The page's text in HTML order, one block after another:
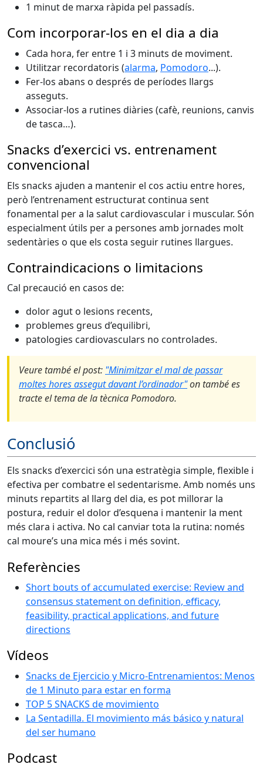
1 minut de marxa ràpida pel passadís.
Com incorporar-los en el dia a dia
Cada hora, fer entre 1 i 3 minuts de moviment.
Utilitzar recordatoris (alarma, Pomodoro...).
Fer-los abans o després de períodes llargs
asseguts.
Associar-los a rutines diàries (cafè, reunions, canvis
de tasca…).
Snacks d’exercici vs. entrenament
convencional
Els snacks ajuden a mantenir el cos actiu entre hores,
però l’entrenament estructurat continua sent
fonamental per a la salut cardiovascular i muscular. Són
especialment útils per a persones amb jornades molt
sedentàries o que els costa seguir rutines llargues.
Contraindicacions o limitacions
Cal precaució en casos de:
dolor agut o lesions recents,
problemes greus d’equilibri,
patologies cardiovasculars no controlades.
Veure també el post: "Minimitzar el mal de passar
moltes hores assegut davant l’ordinador"on també es
tracte el tema de la tècnica Pomodoro.
Conclusió
Els snacks d’exercici són una estratègia simple, flexible i
efectiva per combatre el sedentarisme. Amb només uns
minuts repartits al llarg del dia, es pot millorar la
postura, reduir el dolor d’esquena i mantenir la ment
més clara i activa. No cal canviar tota la rutina: només
cal moure’s una mica més i més sovint.
Referències
Short bouts of accumulated exercise: Review and
consensus statement on definition, efficacy,
feasibility, practical applications, and future
directions
Vídeos
Snacks de Ejercicio y Micro-Entrenamientos: Menos
de 1 Minuto para estar en forma
TOP 5 SNACKS de movimiento
La Sentadilla. El movimiento más básico y natural
del ser humano
Podcast